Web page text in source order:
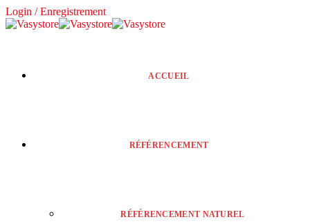
Login / Enregistrement
ACCUEIL
RÉFÉRENCEMENT
RÉFÉRENCEMENT NATUREL